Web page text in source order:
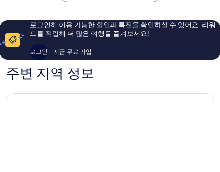
콕
심
이
후
기
이
용
로그인해 이용 가능한 할인과 특전을 확인하실 수 있어요. 리워
드를 적립해 더 많은 여행을 즐겨보세요!
로그인 지금 무료 가입
주변 지역 정보